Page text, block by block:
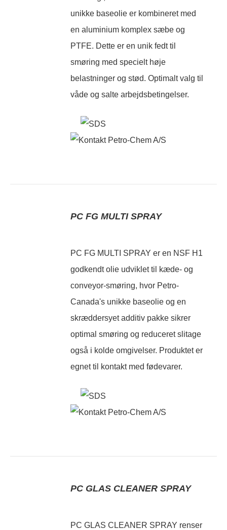
unikke baseolie er kombineret med
en aluminium komplex sæbe og
PTFE. Dette er en unik fedt til
smøring med specielt høje
belastninger og stød. Optimalt valg til
våde og salte arbejdsbetingelser.
PC FG MULTI SPRAY
PC FG MULTI SPRAY er en NSF H1
godkendt olie udviklet til kæde- og
conveyor-smøring, hvor Petro-
Canada's unikke baseolie og en
skræddersyet additiv pakke sikrer
optimal smøring og reduceret slitage
også i kolde omgivelser. Produktet er
egnet til kontakt med fødevarer.
PC GLAS CLEANER SPRAY
PC GLAS CLEANER SPRAY renser